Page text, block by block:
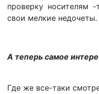
проверку носителям
свои мелкие недочеты.
А теперь самое
Где же все-таки